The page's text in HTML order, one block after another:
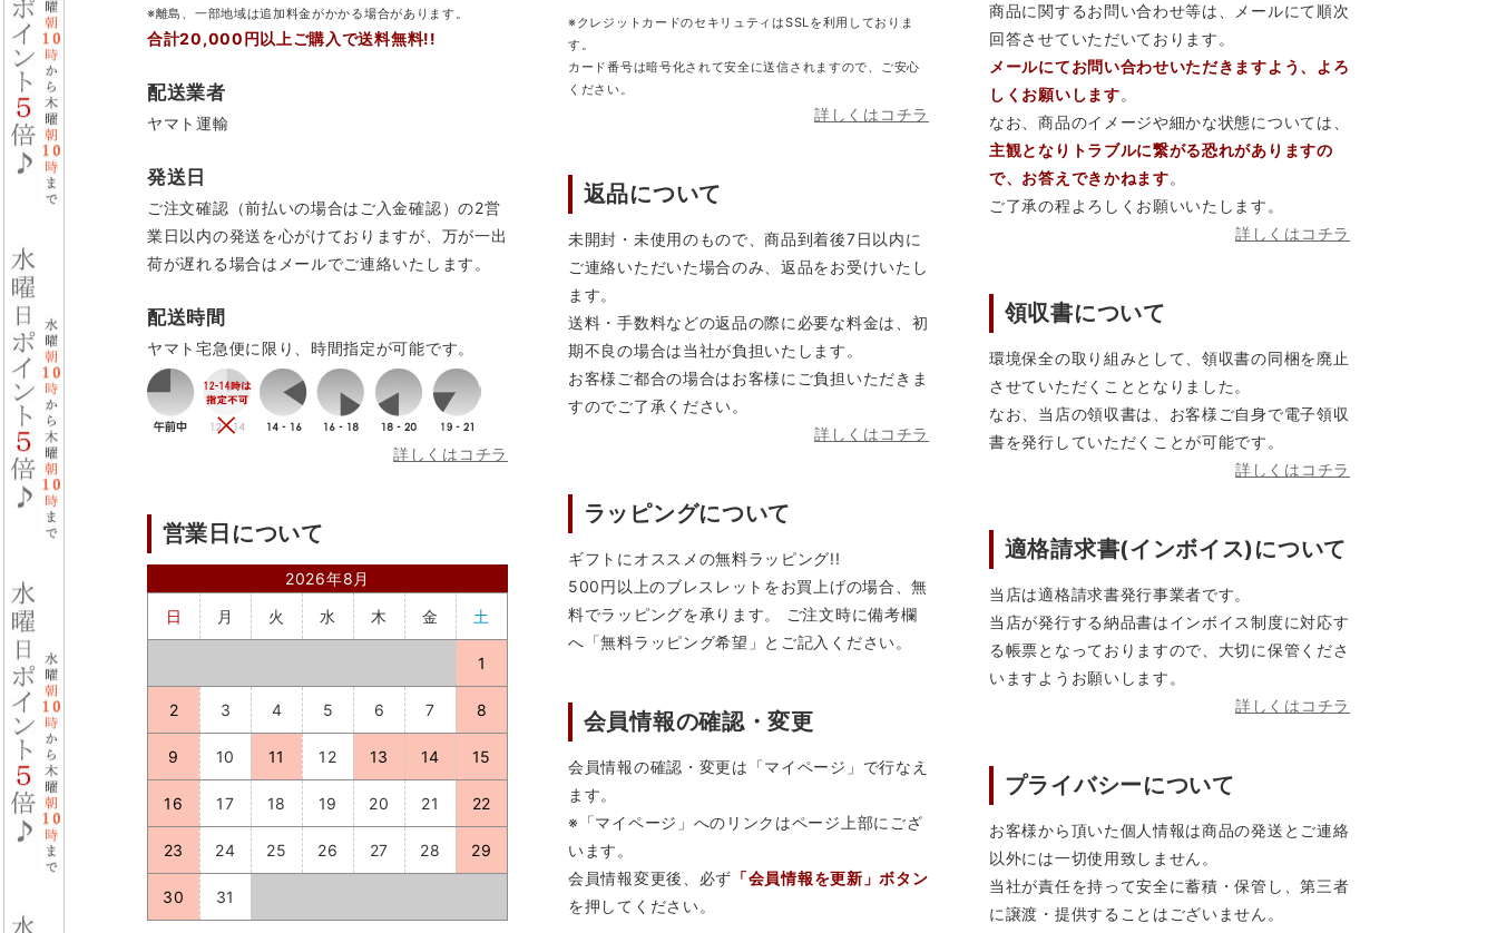
※離島、一部地域は追加料金がかかる場合があります。
合計20,000円以上ご購入で送料無料!!
配送業者
ヤマト運輸
発送日
ご注文確認（前払いの場合はご入金確認）の2営
業日以内の発送を心がけておりますが、万が一出
荷が遅れる場合はメールでご連絡いたします。
配送時間
ヤマト宅急便に限り、時間指定が可能です。
詳しくはコチラ
営業日について
2026年8月
日
月 火 水 木 金 土
1
2 3 4 5 6 7 8
9 10 11 12 13 14 15
16 17 18 19 20 21 22
23 24 25 26 27 28 29
30 31
※クレジットカードのセキリュティはSSLを利用しておりま
す。
カード番号は暗号化されて安全に送信されますので、ご安心
ください。
詳しくはコチラ
返品について
未開封・未使用のもので、商品到着後7日以内に
ご連絡いただいた場合のみ、返品をお受けいたし
ます。
送料・手数料などの返品の際に必要な料金は、初
期不良の場合は当社が負担いたします。
お客様ご都合の場合はお客様にご負担いただきま
すのでご了承ください。
詳しくはコチラ
ラッピングについて
ギフトにオススメの無料ラッピング!!
500円以上のブレスレットをお買上げの場合、無
料でラッピングを承ります。 ご注文時に備考欄
へ「無料ラッピング希望」とご記入ください。
会員情報の確認・変更
会員情報の確認・変更は「マイページ」で行なえ
ます。
※「マイページ」へのリンクはページ上部にござ
います。
会員情報変更後、必ず 「会員情報を更新」ボタン
を押してください。
商品に関するお問い合わせ等は、メールにて順次
回答させていただいております。
メールにてお問い合わせいただきますよう、よろ
しくお願いします。
なお、商品のイメージや細かな状態については、
主観となりトラブルに繋がる恐れがありますの
で、お答えできかねます。
ご了承の程よろしくお願いいたします。
詳しくはコチラ
領収書について
環境保全の取り組みとして、領収書の同梱を廃止
させていただくこととなりました。
なお、当店の領収書は、お客様ご自身で電子領収
書を発行していただくことが可能です。
詳しくはコチラ
適格請求書(インボイス)について
当店は適格請求書発行事業者です。
当店が発行する納品書はインボイス制度に対応す
る帳票となっておりますので、大切に保管くださ
いますようお願いします。
詳しくはコチラ
プライバシーについて
お客様から頂いた個人情報は商品の発送とご連絡
以外には一切使用致しません。
当社が責任を持って安全に蓄積・保管し、第三者
に譲渡・提供することはございません。